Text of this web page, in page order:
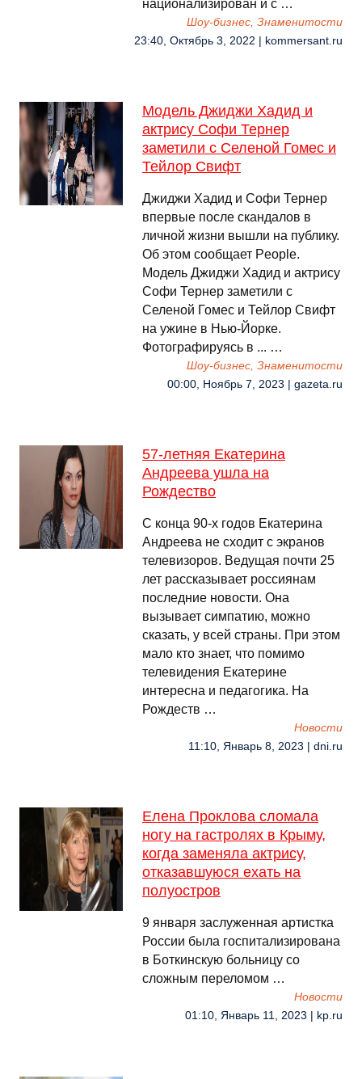
национализирован и с …
Шоу-бизнес, Знаменитости
23:40, Октябрь 3, 2022 | kommersant.ru
Модель Джиджи Хадид и
актрису Софи Тернер
заметили с Селеной Гомес и
Тейлор Свифт
Джиджи Хадид и Софи Тернер
впервые после скандалов в
личной жизни вышли на публику.
Об этом сообщает People.
Модель Джиджи Хадид и актрису
Софи Тернер заметили с
Селеной Гомес и Тейлор Свифт
на ужине в Нью-Йорке.
Фотографируясь в ... …
Шоу-бизнес, Знаменитости
00:00, Ноябрь 7, 2023 | gazeta.ru
57-летняя Екатерина
Андреева ушла на
Рождество
С конца 90-х годов Екатерина
Андреева не сходит с экранов
телевизоров. Ведущая почти 25
лет рассказывает россиянам
последние новости. Она
вызывает симпатию, можно
сказать, у всей страны. При этом
мало кто знает, что помимо
телевидения Екатерине
интересна и педагогика. На
Рождеств …
Новости
11:10, Январь 8, 2023 | dni.ru
Елена Проклова сломала
ногу на гастролях в Крыму,
когда заменяла актрису,
отказавшуюся ехать на
полуостров
9 января заслуженная артистка
России была госпитализирована
в Боткинскую больницу со
сложным переломом …
Новости
01:10, Январь 11, 2023 | kp.ru